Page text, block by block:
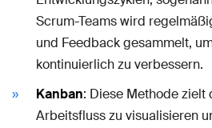
Scrum-Teams wird
und Feedback gesammelt,
kontinuierlich zu verbessern.
Kanban: Diese Methode zielt
Arbeitsfluss zu visualisieren